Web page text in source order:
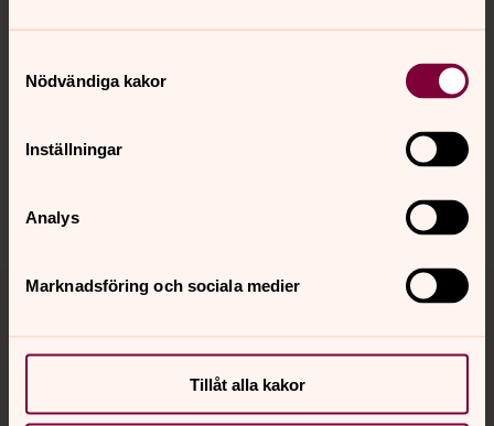
Nödvändiga kakor
Inställningar
Analys
Marknadsföring och sociala medier
Tillåt alla kakor
Sociala kanaler
med en präst på kvällar och nätter.